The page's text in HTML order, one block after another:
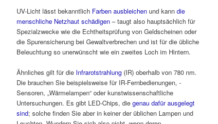
UV-Licht lässt bekanntlich Farben ausbleichen und kanndie
menschliche Netzhaut schädigen – taugt also hauptsächlich für
Spezialzwecke wie die Echtheitsprüfung von Geldscheinen oder
die Spurensicherung bei Gewaltverbrechen und ist für die übliche
Beleuchtung so unerwünscht wie ein zweites Loch im Hintern.
Ähnliches gilt für die Infrarotstrahlung (IR) oberhalb von 780 nm.
Die brauchen Sie beispielsweise für IR-Fernbedienungen, -
Sensoren, „Wärmelampen“ oder kunstwissenschaftliche
Untersuchungen. Es gibt LED-Chips, diegenau dafür ausgelegt
sind; solche finden Sie aber in keiner der üblichen Lampen und